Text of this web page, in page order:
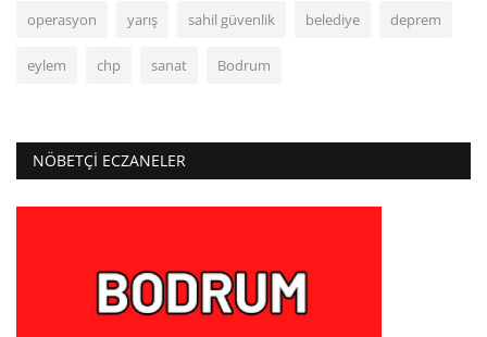
operasyon yarış sahil güvenlik belediye deprem
eylem chp sanat Bodrum
NÖBETÇI ECZANELER